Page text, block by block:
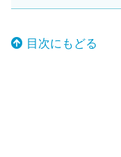
目次にもどる